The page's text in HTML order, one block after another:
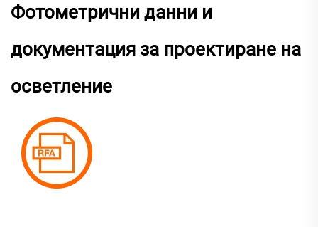
Фотометрични данни и
документация за проектиране на
осветление